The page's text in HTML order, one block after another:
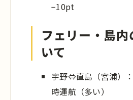
−10pt
フェリー・島
いて
宇野⇔直島（宮浦）
時運航（多い）